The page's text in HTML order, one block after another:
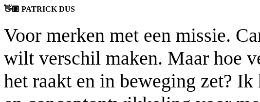
👋🏽 PATRICK DUS
Voor merken met een missie.
wilt verschil maken. Maar hoe
het raakt en in beweging zet?